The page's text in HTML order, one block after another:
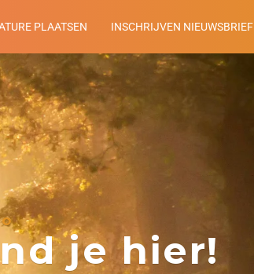
PLAATSEN INSCHRIJVEN NIEUWSBRIEF
je hier!